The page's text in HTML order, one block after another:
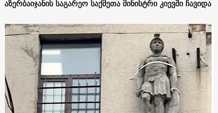
აზერბაიჯანის საგარეო საქმეთა მინისტრი კიევში ჩავიდა